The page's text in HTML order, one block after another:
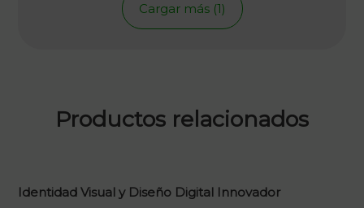
Cargar más (1)
Productos relacionados
Identidad Visual y Diseño Digital Innovador